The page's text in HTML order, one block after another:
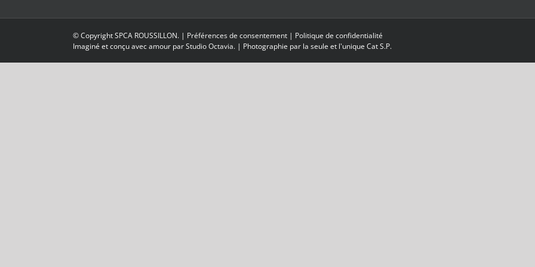
© Copyright SPCA ROUSSILLON. | Préférences de consentement | Politique de confidentialité
Imaginé et conçu avec amour parStudio Octavia. | Photographie par la seule et l'unique Cat S.P.